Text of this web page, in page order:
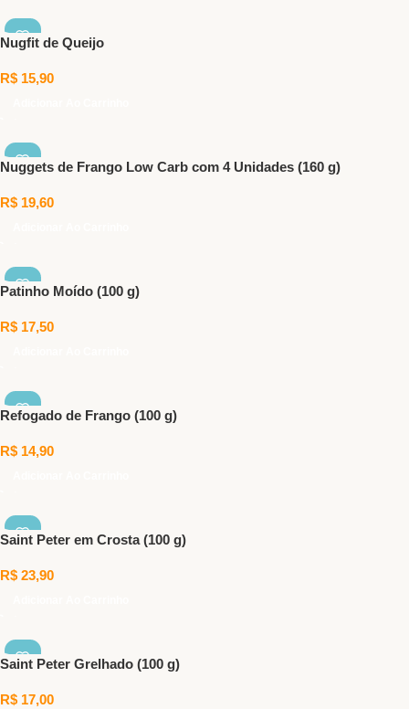
Nugfit de Queijo
R$ 15,90
Nuggets de Frango Low Carb com 4 Unidades (160 g)
R$ 19,60
Patinho Moído (100 g)
R$ 17,50
Refogado de Frango (100 g)
R$ 14,90
Saint Peter em Crosta (100 g)
R$ 23,90
Saint Peter Grelhado (100 g)
R$ 17,00